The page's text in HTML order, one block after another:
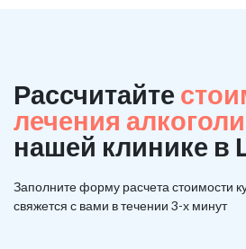
Рассчитайте
лечения
нашей клинике в
Заполните форму расчета стоимости
свяжется с вами в течении 3-х минут